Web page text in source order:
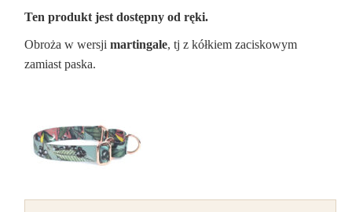
Ten produkt jest dostępny od ręki.
Obroża w wersjimartingale, tj z kółkiem zaciskowym
zamiast paska.